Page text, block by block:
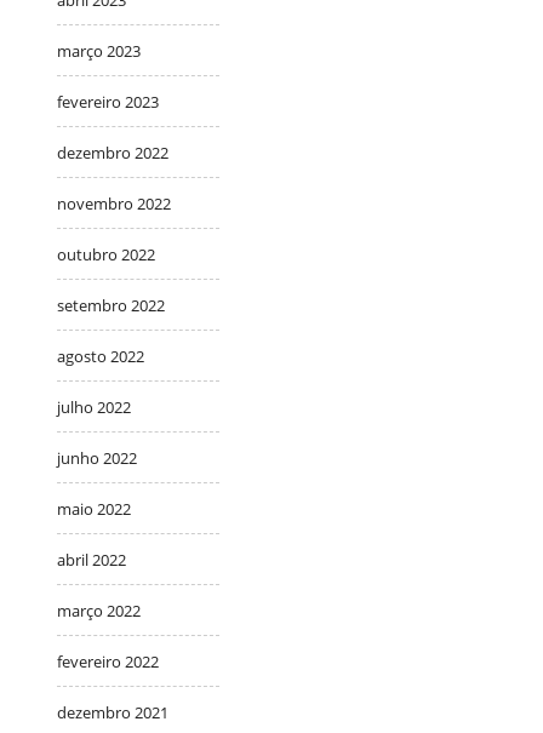
março 2023
fevereiro 2023
dezembro 2022
novembro 2022
outubro 2022
setembro 2022
agosto 2022
julho 2022
junho 2022
maio 2022
abril 2022
março 2022
fevereiro 2022
dezembro 2021